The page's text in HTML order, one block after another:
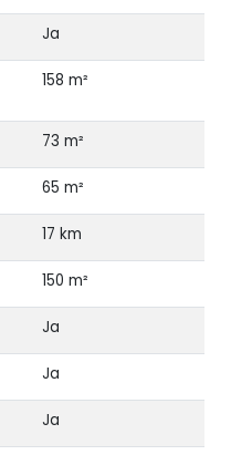
Ja
158 m²
73 m²
65 m²
17 km
150 m²
Ja
Ja
Ja